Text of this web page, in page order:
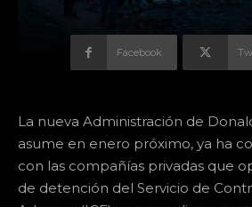
Facebook
La nueva Administración de
asume en enero próximo, ya ha
con las compañías privadas que
de detención del Servicio de